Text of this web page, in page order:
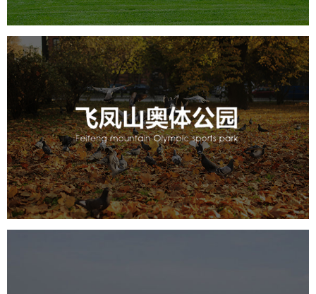
飞凤山奥体公园
旅游休闲 公园 AI人工智能
智慧公园
智慧体育公园
智能步道 智能大数据平台
AR太极
智能体测